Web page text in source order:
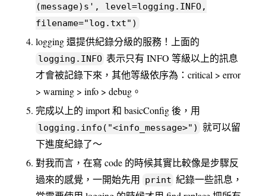
(message)s', level=logging.INFO,
filename="log.txt")
logging 還提供紀錄分級的服務！上面的
logging.INFO 表示只有 INFO 等級以上的訊息
才會被記錄下來，其他等級依序為：critical > error
> warning > info > debug。
完成以上的 import 和 basicConfig 後，用
logging.info("<info_message>") 就可以留
下進度紀錄了～
對我而言，在寫 code 的時候其實比較像是步驟反
過來的感覺，一開始先用 print 紀錄一些訊息，